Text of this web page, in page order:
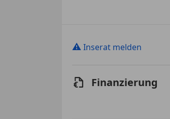
⚠ Inserat melden
Finanzierung